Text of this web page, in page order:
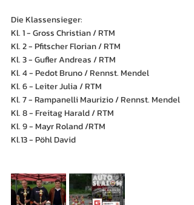
Die Klassensieger:
Kl. 1 - Gross Christian / RTM
Kl. 2 - Pfitscher Florian / RTM
Kl. 3 - Gufler Andreas / RTM
Kl. 4 - Pedot Bruno / Rennst. Mendel
Kl. 6 - Leiter Julia / RTM
Kl. 7 - Rampanelli Maurizio / Rennst. Mendel
Kl. 8 - Freitag Harald / RTM
Kl. 9 - Mayr Roland /RTM
Kl.13 - Pöhl David